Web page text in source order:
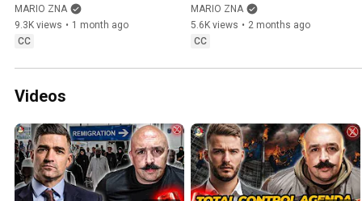
Caliphate | Martin Sellner |
Mario ZNA EP. 380
MARIO ZNA
9.3K views • 1 month ago
CC
Migration | Sebastián
Lukomski | Mario ZNA, EP.
379
MARIO ZNA
5.6K views • 2 months ago
CC
Videos